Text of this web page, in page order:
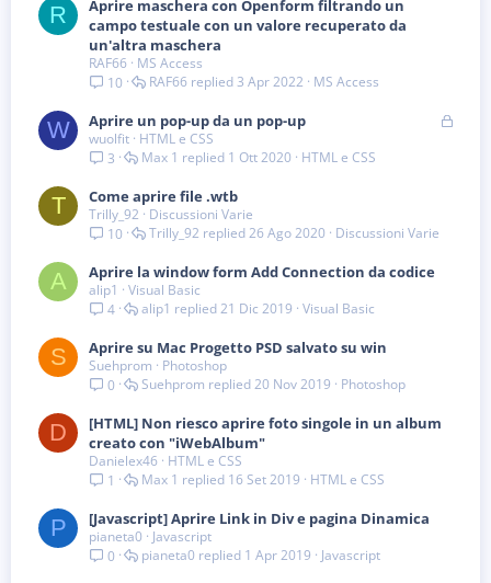
R
Aprire maschera con Openform filtrando un
campo testuale con un valore recuperato da
un'altra maschera
RAF66
MS Access
10
MS Access
3 Apr 2022
RAF66
W
B
Aprire un pop-up da un pop-up
wuolfit HTML e CSS
3
HTML e CSS
1 Ott 2020
Max 1
T Come aprire file .wtb
Trilly_92
Discussioni Varie
10
Discussioni Varie
26 Ago 2020
Trilly_92
A Aprire la window form Add Connection da codice
alip1
Visual Basic
4
Visual Basic
21 Dic 2019
alip1
S Aprire su Mac Progetto PSD salvato su win
Suehprom
Photoshop
0
Photoshop
20 Nov 2019
Suehprom
D
[HTML] Non riesco aprire foto singole in un album
creato con "iWebAlbum"
Danielex46
HTML e CSS
1
HTML e CSS
16 Set 2019
Max 1
P [Javascript] Aprire Link in Div e pagina Dinamica
pianeta0
Javascript
0
Javascript
1 Apr 2019
pianeta0